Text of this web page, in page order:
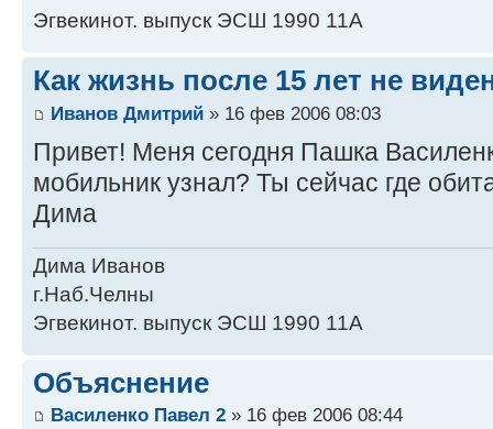
Эгвекинот. выпуск ЭСШ 1990 11А
Как жизнь после 15 лет не
Иванов Дмитрий » 16 фев 2006 08:03
Привет! Меня сегодня Пашка
мобильник узнал? Ты сейчас где
Дима
Дима Иванов
г.Наб.Челны
Эгвекинот. выпуск ЭСШ 1990 11А
Объяснение
Василенко Павел 2 » 16 фев 2006 08:44